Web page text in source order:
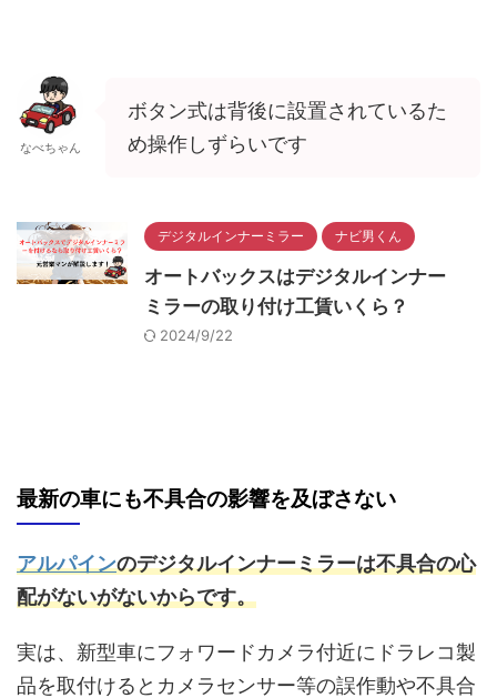
なべちゃん
ボタン式は背後に設置されているた
め操作しずらいです
デジタルインナーミラー ナビ男くん
オートバックスはデジタルインナー
ミラーの取り付け工賃いくら？
2024/9/22
最新の車にも不具合の影響を及ぼさない
アルパインのデジタルインナーミラーは不具合の心
配がないがないからです。
実は、新型車にフォワードカメラ付近にドラレコ製
品を取付けるとカメラセンサー等の誤作動や不具合